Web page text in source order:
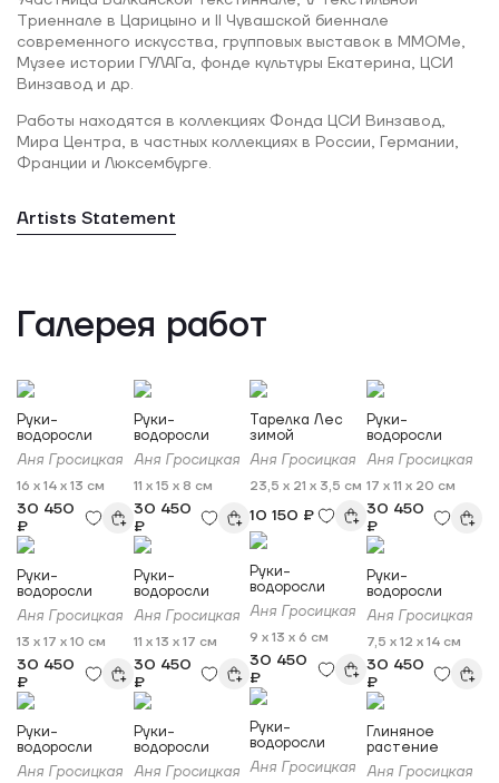
Триеннале в Царицыно и II Чувашской биеннале
современного искусства, групповых выставок в ММОМе,
Музее истории ГУЛАГа, фонде культуры Екатерина, ЦСИ
Винзавод и др.
Работы находятся в коллекциях Фонда ЦСИ Винзавод,
Мира Центра, в частных коллекциях в России, Германии,
Франции и Люксембурге.
Artists Statement
Галерея работ
Руки-
водоросли
Аня Гросицкая
16 x 14 x 13 см
30 450
₽
Руки-
водоросли
Аня Гросицкая
13 x 17 x 10 см
30 450
₽
Руки-
водоросли
Аня Гросицкая
Руки-
водоросли
Аня Гросицкая
11 x 15 x 8 см
30 450
₽
Руки-
водоросли
Аня Гросицкая
11 x 13 x 17 см
30 450
₽
Руки-
водоросли
Аня Гросицкая
Тарелка Лес
зимой
Аня Гросицкая
23,5 x 21 x 3,5 см
10 150 ₽
Руки-
водоросли
Аня Гросицкая
9 x 13 x 6 см
30 450
₽
Руки-
водоросли
Аня Гросицкая
Руки-
водоросли
Аня Гросицкая
17 x 11 x 20 см
30 450
₽
Руки-
водоросли
Аня Гросицкая
7,5 x 12 x 14 см
30 450
₽
Глиняное
растение
Аня Гросицкая